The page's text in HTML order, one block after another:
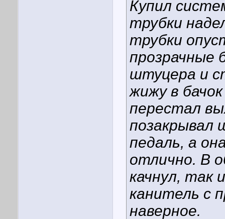
Купил
трубки
трубки
прозрачные
штуцера и
жижу в
перестал
позакрывал
педаль, а
отлично. В
качнул, так
канитель с
наверное.